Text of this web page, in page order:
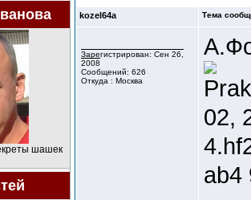
шашек
kozel64a Тема
Зарегистрирован: Сен 26,
2008
Сообщений: 626
Откуда : Москва
02,
ab4